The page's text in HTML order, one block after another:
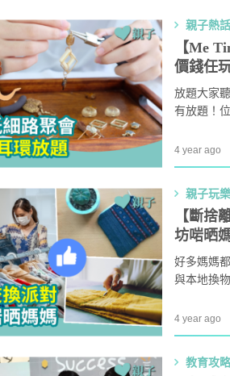
親子熱話
【Me
價錢任
放題大家
有放題！
時內任整
獨家送2條
4 year ago
親子玩樂
【斷捨
坊啱晒
好多媽媽
與本地換
場有一系
造，減少
4 year ago
教育攻
4
泡 成份天然令白襪光潔如新？
另附日本神奇偏方
5
清潔小貼士｜塑膠保鮮盒洗極都
有味 日本人分享3大除味法寶